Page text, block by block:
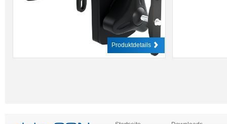
Produktdetails